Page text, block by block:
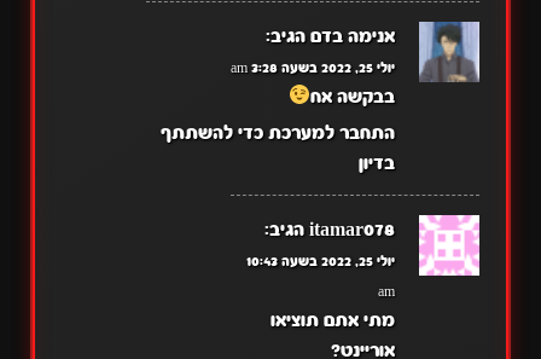
אנימה בדם הגיב:
יולי 25, 2022 בשעה 3:28 am
בבקשה אח
התחבר למערכת כדי להשתתף
בדיון
itamar078 הגיב:
יולי 25, 2022 בשעה 10:43
am
מתי אתם תוציאו
אוריינט?